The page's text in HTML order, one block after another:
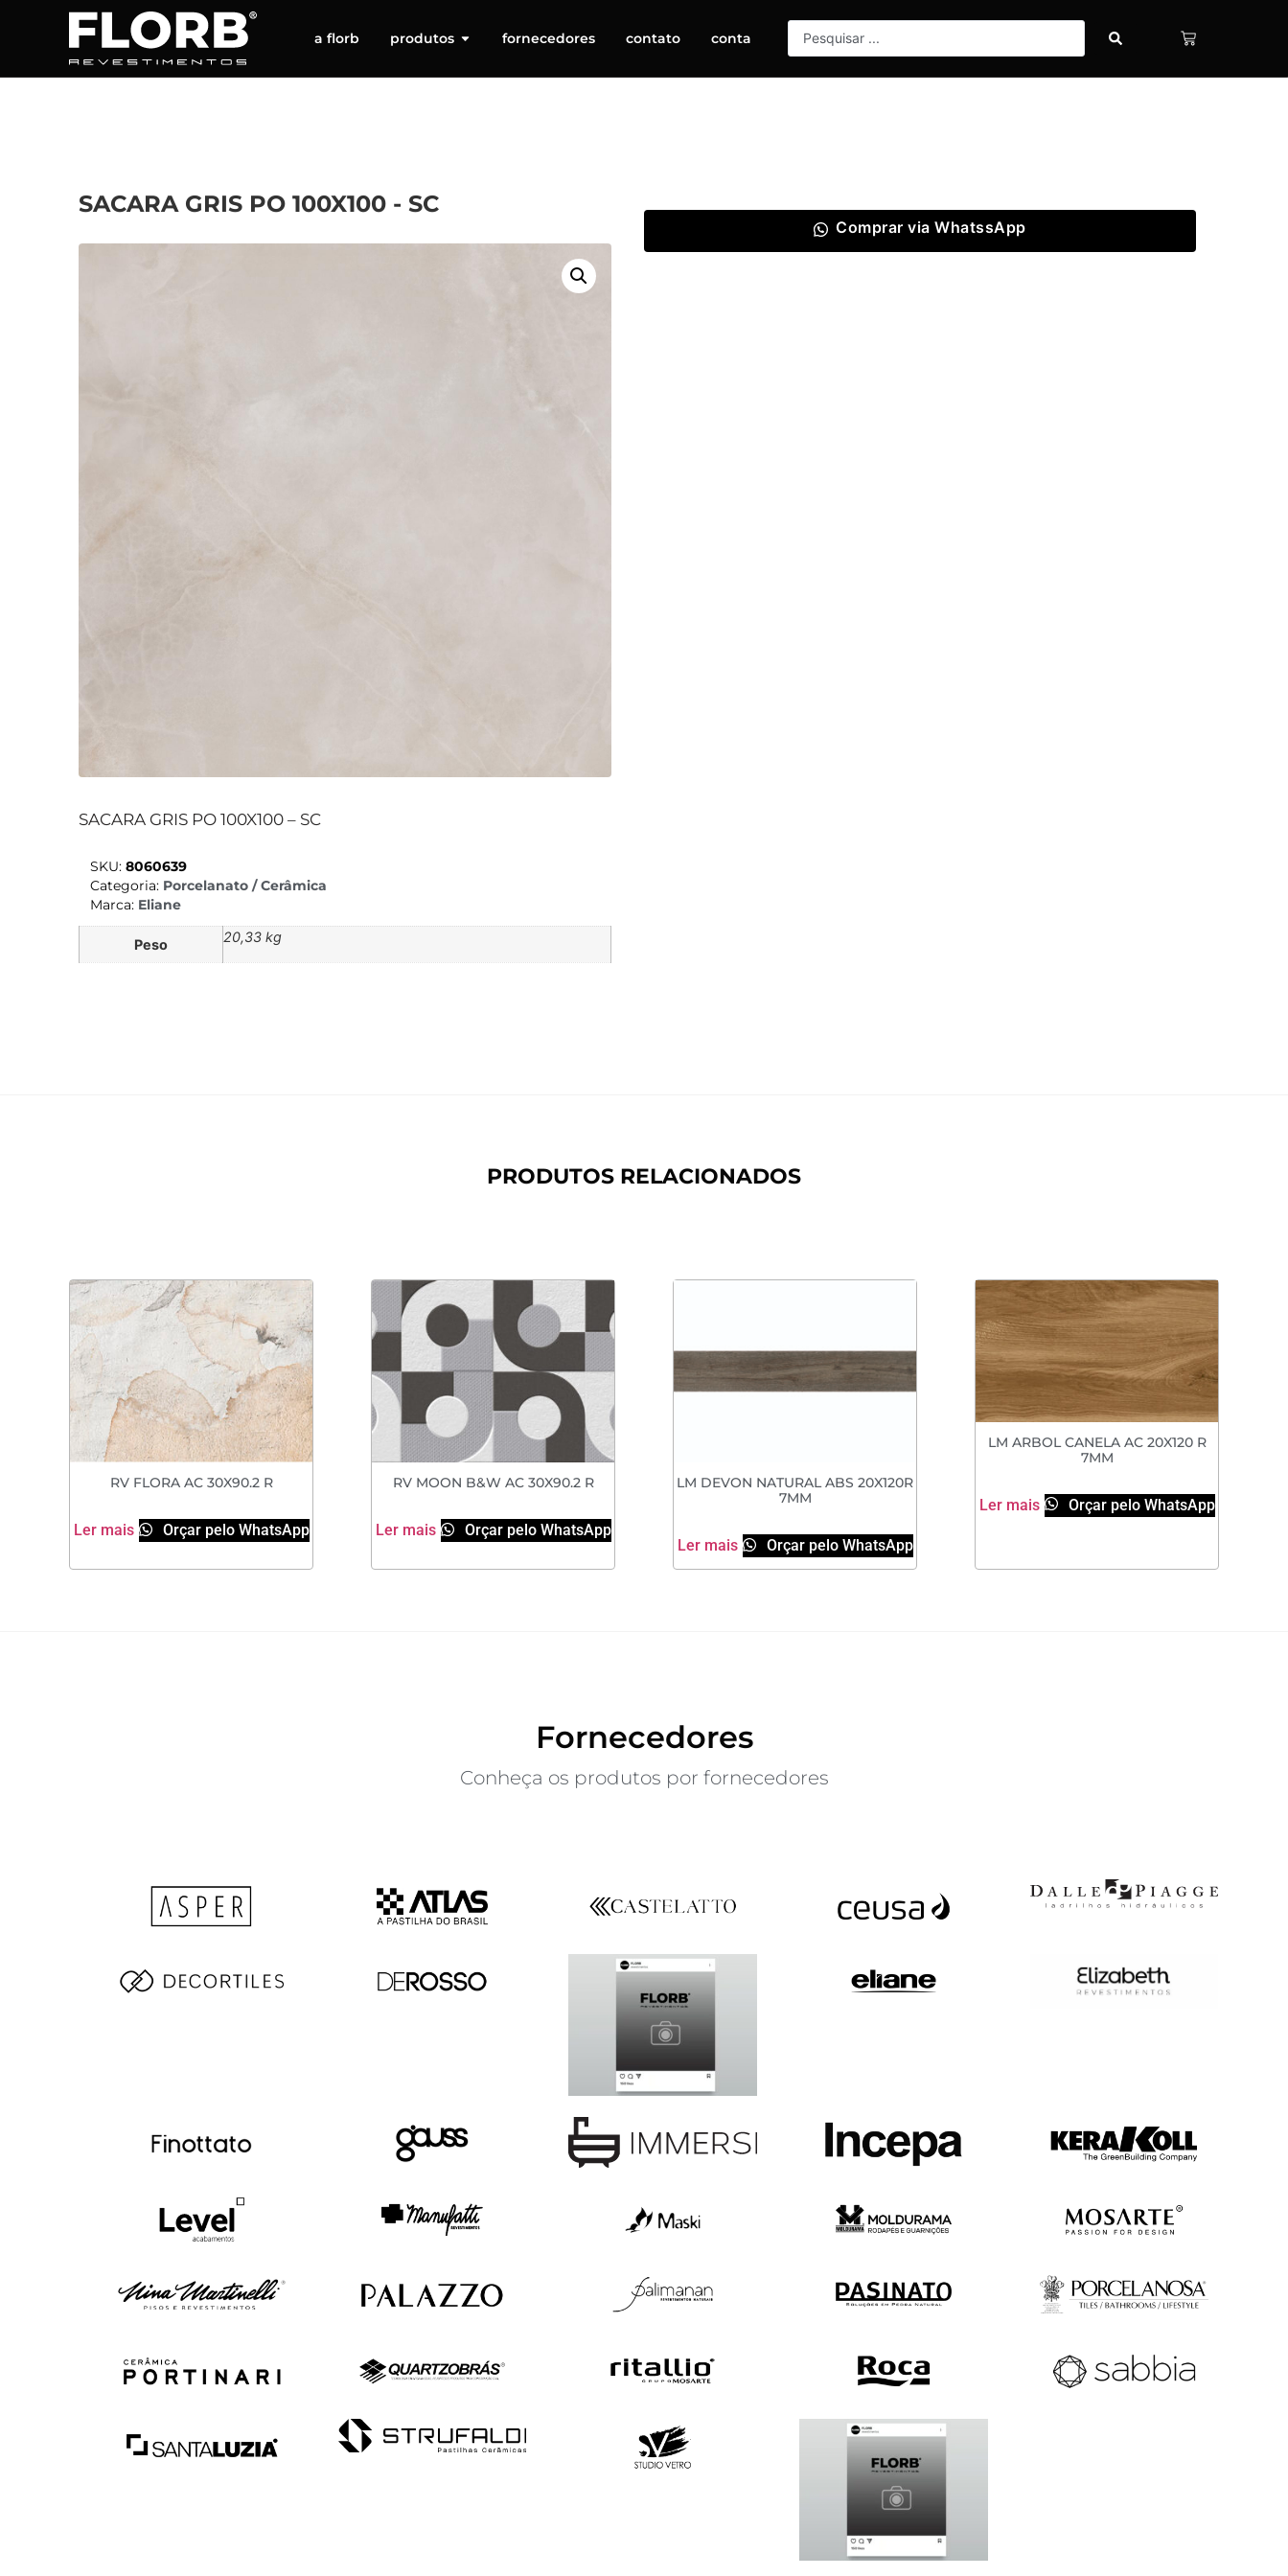
a florb produtos fornecedores contato conta
SACARA GRIS PO 100X100 - SC
SACARA GRIS PO 100X100 – SC
SKU: 8060639
Categoria: Porcelanato / Cerâmica
Marca: Eliane
Peso 20,33 kg
Comprar via WhatssApp
PRODUTOS RELACIONADOS
RV FLORA AC 30X90.2 R
Ler mais Orçar pelo WhatsApp
RV MOON B&W AC 30X90.2 R
Ler mais Orçar pelo WhatsApp
LM DEVON NATURAL ABS 20X120R
7MM
Ler mais Orçar pelo WhatsApp
LM ARBOL CANELA AC 20X120 R
7MM
Ler mais Orçar pelo WhatsApp
Fornecedores
Conheça os produtos por fornecedores